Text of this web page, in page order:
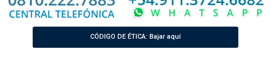
CÓDIGO DE ÉTICA: Bajar aquí